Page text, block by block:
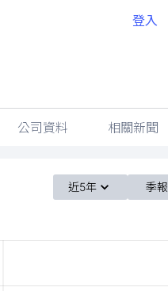
登入
公司資料 相關新聞
近5年 季報